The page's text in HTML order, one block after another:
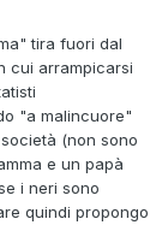
tira fuori dal
cui arrampicarsi
"a malincuore"
(non sono
e un papà
i neri sono
quindi propongo